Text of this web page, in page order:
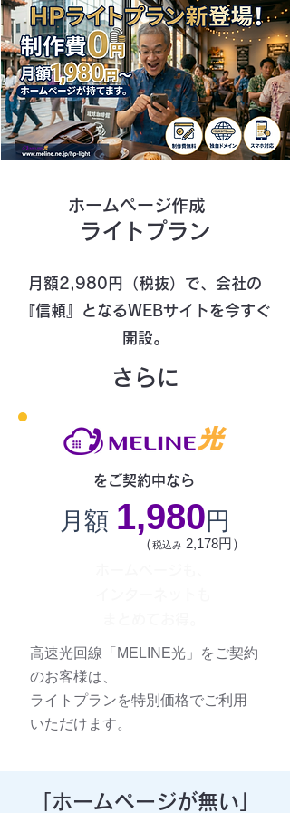
ホームページ作成
ライトプラン
月額2,980円（税抜）で、会社の
『信頼』となるWEBサイトを今すぐ
開設。
さらに
をご契約中なら
月額 1,980円
（税込み 2,178円）
高速光回線「MELINE光」をご契約
のお客様は、
ライトプランを特別価格でご利用
いただけます。
「ホームページが無い」